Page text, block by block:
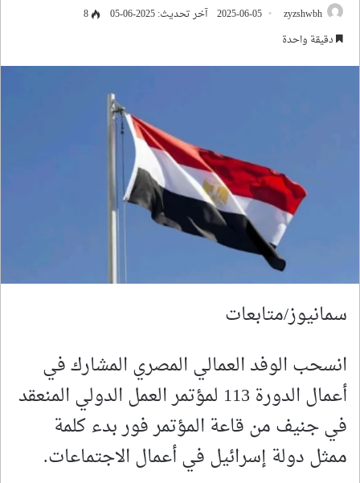
zyzshwbh
2025-06-05 آخر تحديث: 2025-06-05
8
دقيقة واحدة
سمانيوز/متابعات
انسحب الوفد العمالي المصري المشارك في
أعمال الدورة 113 لمؤتمر العمل الدولي المنعقد
في جنيف من قاعة المؤتمر فور بدء كلمة
ممثل دولة إسرائيل في أعمال الاجتماعات.